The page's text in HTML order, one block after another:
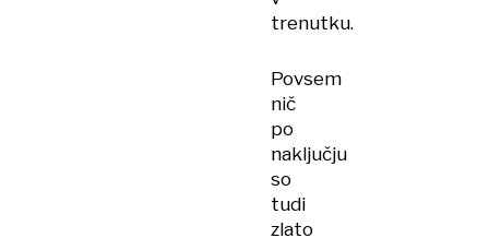
trenutku.
Povsem
nič
po
naključju
so
tudi
zlato